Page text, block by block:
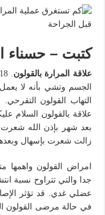
كتبت – حسناء
علاقة المرارة بالقولون
الجسم وتشي بأنه لا
التهاب القولون
بعد شهر بإذن الله شعرت
زالت شعرت بإسهال
عضلي غدي. قد تؤثر
في حالة مرضى القولون